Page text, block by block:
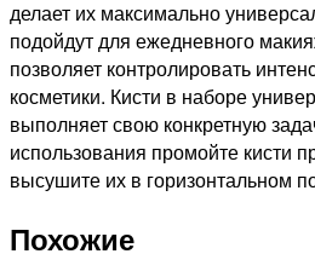
делает их максимально
подойдут для ежедневного
позволяет контролировать
косметики. Кисти в наборе
выполняет свою конкретную
использования промойте кисти
высушите их в горизонтальном
Похожие